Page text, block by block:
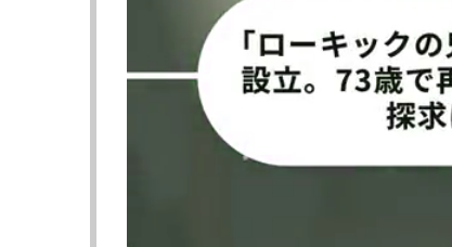
一本勝ちで有終の美を飾った元UFCヘビー級王者ティ
Bellator MMA
「Bellator 170 －SONNEN VS. ORTIZ－
2017年1月21日（土・現地時間）アメリ